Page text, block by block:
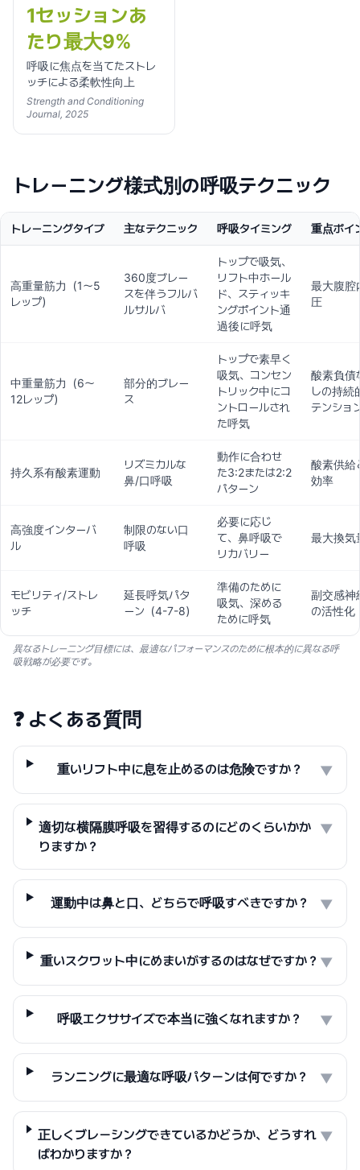
1セッションあ
たり最大9%
呼吸に焦点を当てたストレ
ッチによる柔軟性向上
Strength and Conditioning
Journal, 2025
トレーニング様式別の呼吸テクニック
トレーニングタイプ 主なテクニック 呼吸タイミング 重点ポイ
高重量筋力（1〜5
レップ）
360度ブレー
スを伴うフルバ
ルサルバ
トップで吸気、
リフト中ホール
ド、スティッキ
ングポイント通
過後に呼気
最大腹腔
圧
中重量筋力（6〜
12レップ）
部分的ブレー
ス
トップで素早く
吸気、コンセン
トリック中にコ
ントロールされ
た呼気
酸素負債
しの持続
テンショ
持久系有酸素運動
リズミカルな
鼻/口呼吸
動作に合わせ
た3:2または2:2
パターン
酸素供給
効率
高強度インターバ
ル
制限のない口
呼吸
必要に応じ
て、鼻呼吸で
リカバリー
最大換気
モビリティ/ストレ
ッチ
延長呼気パタ
ーン（4-7-8）
準備のために
吸気、深める
ために呼気
副交感神
の活性化
異なるトレーニング目標には、最適なパフォーマンスのために根本的に異なる呼
吸戦略が必要です。
❓ よくある質問
重いリフト中に息を止めるのは危険ですか？ ▼
適切な横隔膜呼吸を習得するのにどのくらいかか
りますか？
▼
運動中は鼻と口、どちらで呼吸すべきですか？ ▼
重いスクワット中にめまいがするのはなぜですか？ ▼
呼吸エクササイズで本当に強くなれますか？ ▼
ランニングに最適な呼吸パターンは何ですか？ ▼
正しくブレーシングできているかどうか、どうすれ
ばわかりますか？
▼